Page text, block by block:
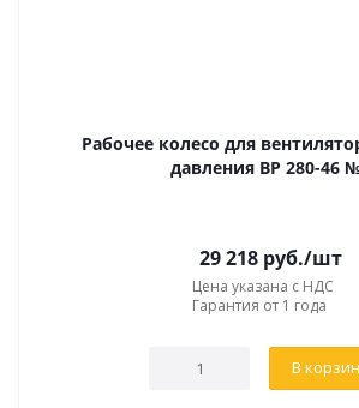
Рабочее колесо для
давления ВР 280-46
29 218руб./шт
Цена указана с НДС
Гарантия от 1 года
В